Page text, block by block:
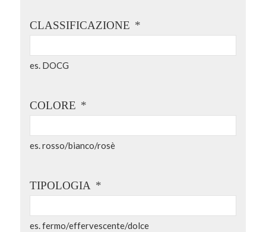
CLASSIFICAZIONE *
es. DOCG
COLORE *
es. rosso/bianco/rosè
TIPOLOGIA *
es. fermo/effervescente/dolce